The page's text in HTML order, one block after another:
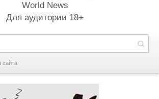
World News
Для аудитории 18+
сайта